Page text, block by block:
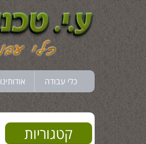
כלי עבודה אודותינו
קטגוריות